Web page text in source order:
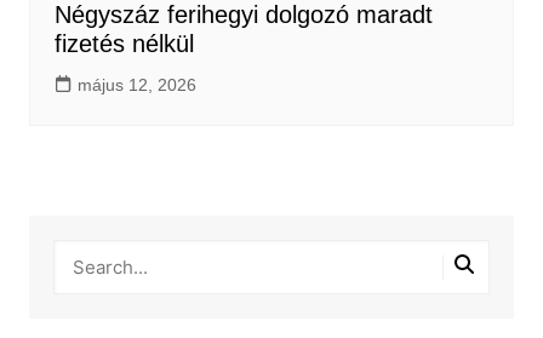
Négyszáz ferihegyi dolgozó maradt
fizetés nélkül
május 12, 2026